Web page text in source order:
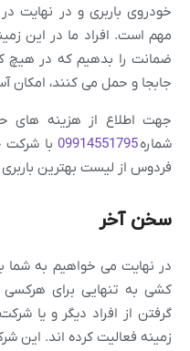
خودروی باربری و در نهایت
مهم است. افراد ما در این
ضمانت را بدهیم که در هیچ
جابجا و حمل می کنند، امکان
جهت اطلاع از هزینه های
شماره09914551795 با شرکت
فردوس از لیست بهترین
سخن آخر
در نهایت می خواهیم به شما
کشی به تنهایی برای
گرفتن از افراد دیگر و یا
زمینه فعالیت کرده اند. این